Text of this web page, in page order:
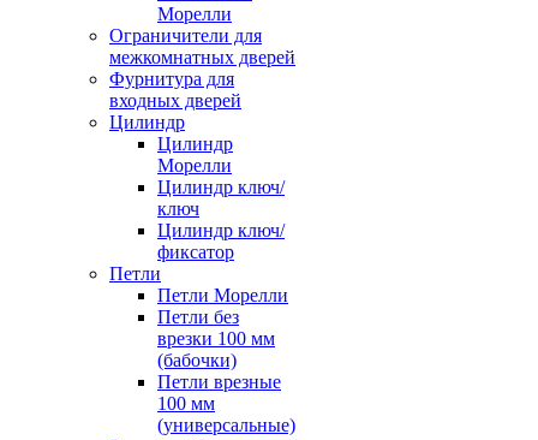
Морелли
Ограничители для
межкомнатных дверей
Фурнитура для
входных дверей
Цилиндр
Цилиндр
Морелли
Цилиндр ключ/
ключ
Цилиндр ключ/
фиксатор
Петли
Петли Морелли
Петли без
врезки 100 мм
(бабочки)
Петли врезные
100 мм
(универсальные)